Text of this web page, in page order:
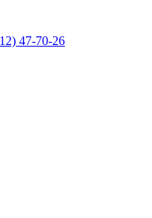
47-70-26